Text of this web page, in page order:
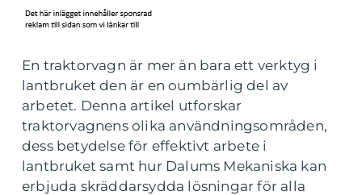
En traktorvagn är mer än bara ett verktyg i
lantbruket den är en oumbärlig del av
arbetet. Denna artikel utforskar
traktorvagnens olika användningsområden,
dess betydelse för effektivt arbete i
lantbruket samt hur Dalums Mekaniska kan
erbjuda skräddarsydda lösningar för alla